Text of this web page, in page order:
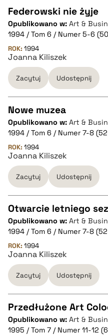
pobierz cytat
CZYSTY TEKST
pobierz cytat
BIBTEX
pobierz cytat
Federowski nie żyje
Opublikowano w: Art &
1994 / Tom 6 / Numer 5-6
ROK: 1994
Joanna Kiliszek
Zacytuj Udostępnij
CZYSTY TEKST
pobierz cytat
BIBTEX
pobierz cytat
Nowe muzea
Opublikowano w: Art &
1994 / Tom 6 / Numer 7-8
ROK: 1994
Joanna Kiliszek
Zacytuj Udostępnij
CZYSTY TEKST
pobierz cytat
BIBTEX
pobierz cytat
Otwarcie letniego
Opublikowano w: Art &
1994 / Tom 6 / Numer 7-8
ROK: 1994
Joanna Kiliszek
Zacytuj Udostępnij
CZYSTY TEKST
Przedłużone Art
Opublikowano w: Art &
1995 / Tom 7 / Numer 11-12